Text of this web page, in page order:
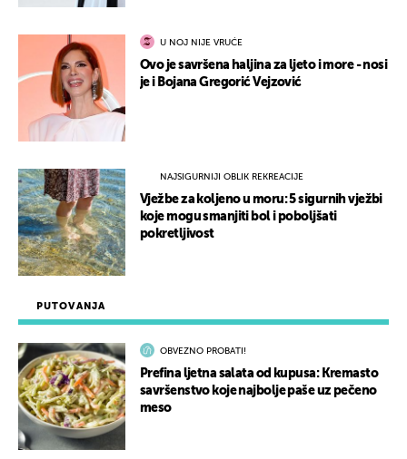
PUTOVANJA
OBVEZNO PROBATI!
Prefina ljetna salata od kupusa: Kremasto
savršenstvo koje najbolje paše uz pečeno
meso
U NOJ NIJE VRUĆE
Ovo je savršena haljina za ljeto i more - nosi
je i Bojana Gregorić Vejzović
NAJSIGURNIJI OBLIK REKREACIJE
Vježbe za koljeno u moru: 5 sigurnih vježbi
koje mogu smanjiti bol i poboljšati
pokretljivost